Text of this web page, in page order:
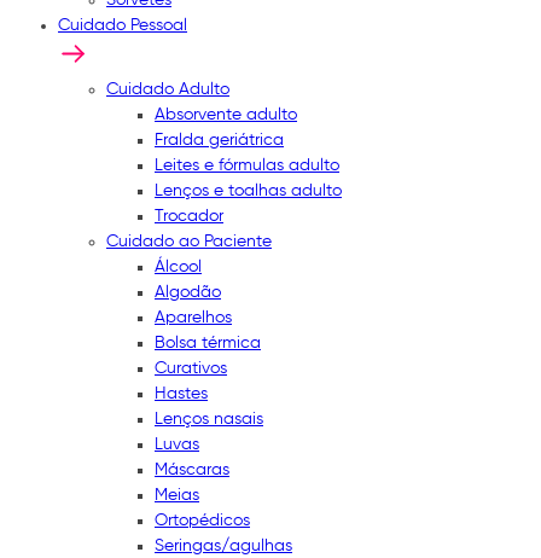
Cuidado Pessoal
Cuidado Adulto
Absorvente adulto
Fralda geriátrica
Leites e fórmulas adulto
Lenços e toalhas adulto
Trocador
Cuidado ao Paciente
Álcool
Algodão
Aparelhos
Bolsa térmica
Curativos
Hastes
Lenços nasais
Luvas
Máscaras
Meias
Ortopédicos
Seringas/agulhas